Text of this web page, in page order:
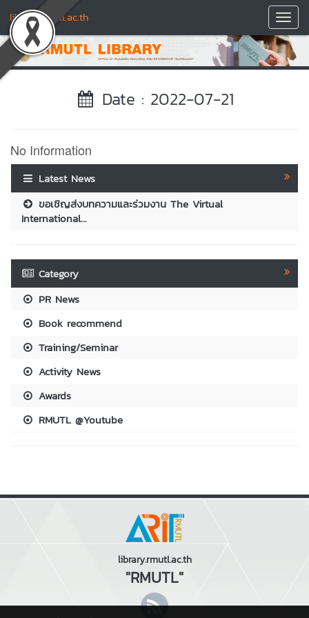
library.rmutl.ac.th
Date : 2022-07-21
No Information
Latest News
ขอเชิญส่งบทความและร่วมงาน The Virtual
International...
Category
PR News
Book recommend
Training/Seminar
Activity News
Awards
RMUTL @Youtube
library.rmutl.ac.th
"RMUTL"